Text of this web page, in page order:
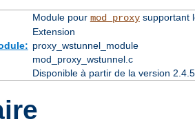
Module pour mod_proxysupportant
Extension
proxy_wstunnel_module
mod_proxy_wstunnel.c
Disponible à partir de la version